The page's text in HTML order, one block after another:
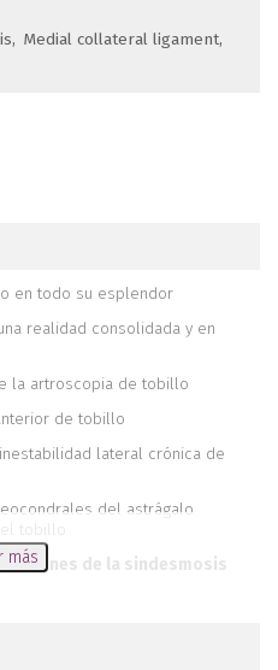
Medial collateral ligament
en todo su esplendor
realidad consolidada y en
la artroscopia de tobillo
de tobillo
lateral crónica de
del astrágalo
tobillo
lesiones de la sindesmosis
tobillo
más